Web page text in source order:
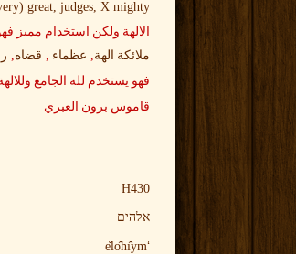
great, judges, X mighty.
الالهة ولكن استخدام مميز
ملائكة الهة, عظماء , قضاه,
فهو يستخدم لله الجامع
قاموس برون العبري
H430
אלהים
‘
elohıym